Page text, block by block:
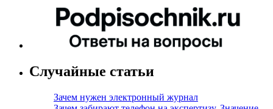
Случайные статьи
Зачем нужен электронный журнал